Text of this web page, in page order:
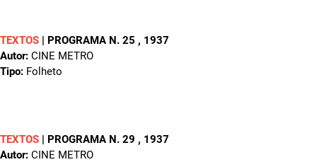
TEXTOS | PROGRAMA N. 25 , 1937
Autor: CINE METRO
Tipo: Folheto
TEXTOS | PROGRAMA N. 29 , 1937
Autor: CINE METRO